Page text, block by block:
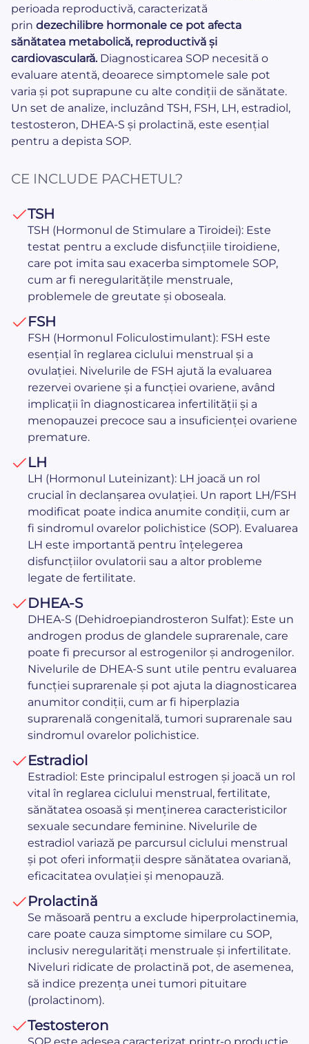
perioada reproductivă, caracterizată
prin dezechilibre hormonale ce pot afecta
sănătatea metabolică, reproductivă și
cardiovasculară.Diagnosticarea SOP necesită o
evaluare atentă, deoarece simptomele sale pot
varia și pot suprapune cu alte condiții de sănătate.
Un set de analize, incluzând TSH, FSH, LH, estradiol,
testosteron, DHEA-S și prolactină, este esențial
pentru a depista SOP.
CE INCLUDE PACHETUL?
TSH
TSH (Hormonul de Stimulare a Tiroidei): Este
testat pentru a exclude disfuncțiile tiroidiene,
care pot imita sau exacerba simptomele SOP,
cum ar fi neregularitățile menstruale,
problemele de greutate și oboseala.
FSH
FSH (Hormonul Foliculostimulant): FSH este
esențial în reglarea ciclului menstrual și a
ovulației. Nivelurile de FSH ajută la evaluarea
rezervei ovariene și a funcției ovariene, având
implicații în diagnosticarea infertilității și a
menopauzei precoce sau a insuficienței ovariene
premature.
LH
LH (Hormonul Luteinizant): LH joacă un rol
crucial în declanșarea ovulației. Un raport LH/FSH
modificat poate indica anumite condiții, cum ar
fi sindromul ovarelor polichistice (SOP). Evaluarea
LH este importantă pentru înțelegerea
disfuncțiilor ovulatorii sau a altor probleme
legate de fertilitate.
DHEA-S
DHEA-S (Dehidroepiandrosteron Sulfat): Este un
androgen produs de glandele suprarenale, care
poate fi precursor al estrogenilor și androgenilor.
Nivelurile de DHEA-S sunt utile pentru evaluarea
funcției suprarenale și pot ajuta la diagnosticarea
anumitor condiții, cum ar fi hiperplazia
suprarenală congenitală, tumori suprarenale sau
sindromul ovarelor polichistice.
Estradiol
Estradiol: Este principalul estrogen și joacă un rol
vital în reglarea ciclului menstrual, fertilitate,
sănătatea osoasă și menținerea caracteristicilor
sexuale secundare feminine. Nivelurile de
estradiol variază pe parcursul ciclului menstrual
și pot oferi informații despre sănătatea ovariană,
eficacitatea ovulației și menopauză.
Prolactină
Se măsoară pentru a exclude hiperprolactinemia,
care poate cauza simptome similare cu SOP,
inclusiv neregularități menstruale și infertilitate.
Niveluri ridicate de prolactină pot, de asemenea,
să indice prezența unei tumori pituitare
(prolactinom).
Testosteron
SOP este adesea caracterizat printr-o producție